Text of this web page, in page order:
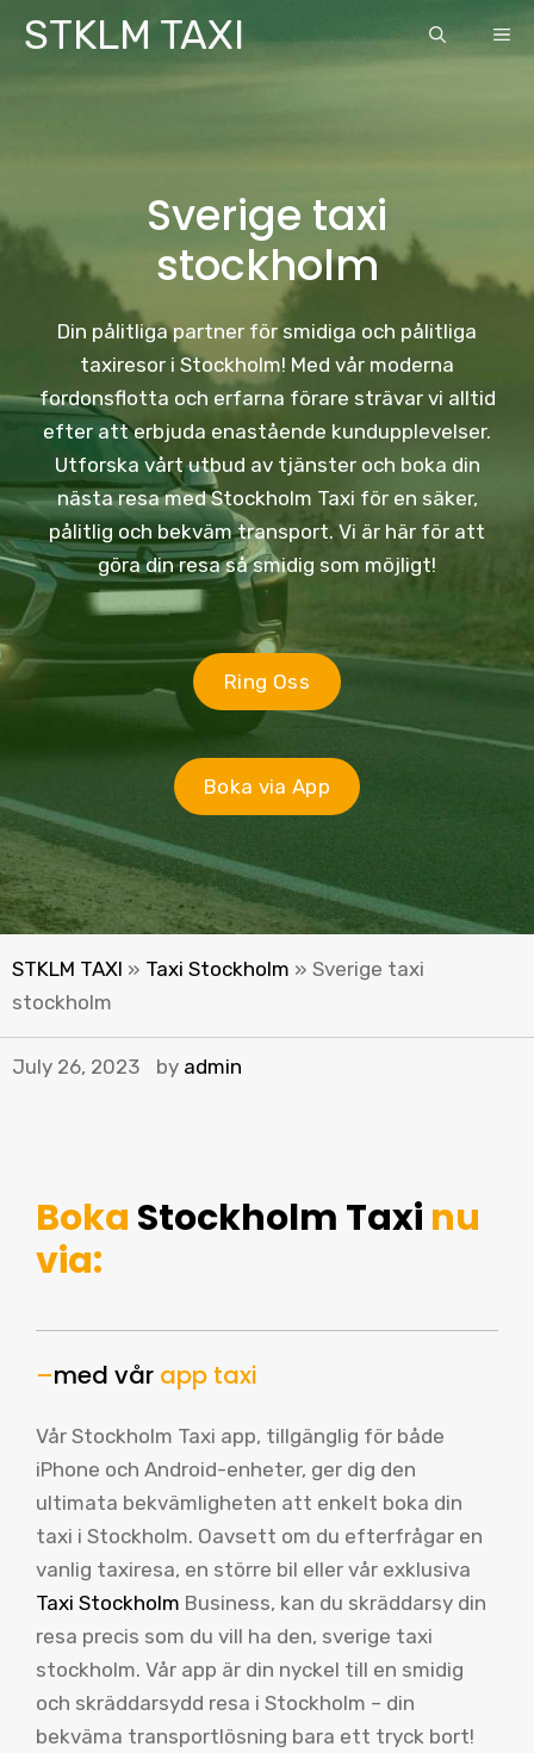
SkipSTKLM TAXI
Sverige taxi
stockholm
Din pålitliga partner för smidiga och pålitliga
taxiresor i Stockholm! Med vår moderna
fordonsflotta och erfarna förare strävar vi alltid
efter att erbjuda enastående kundupplevelser.
Utforska vårt utbud av tjänster och boka din
nästa resa med Stockholm Taxi för en säker,
pålitlig och bekväm transport. Vi är här för att
göra din resa så smidig som möjligt!
Ring Oss
Boka via App
STKLM TAXI » Taxi Stockholm » Sverige taxi
stockholm
July 26, 2023 by admin
Boka Stockholm Taxi nu
via:
–med vår app taxi
Vår Stockholm Taxi app, tillgänglig för både
iPhone och Android-enheter, ger dig den
ultimata bekvämligheten att enkelt boka din
taxi i Stockholm. Oavsett om du efterfrågar en
vanlig taxiresa, en större bil eller vår exklusiva
Taxi Stockholm Business, kan du skräddarsy din
resa precis som du vill ha den, sverige taxi
stockholm. Vår app är din nyckel till en smidig
och skräddarsydd resa i Stockholm – din
bekväma transportlösning bara ett tryck bort!